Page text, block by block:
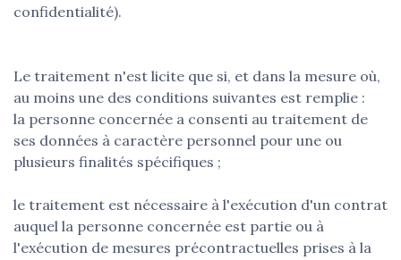
confidentialité).
Le traitement n'est licite que si, et dans la mesure où,
au moins une des conditions suivantes est remplie :
la personne concernée a consenti au traitement de
ses données à caractère personnel pour une ou
plusieurs finalités spécifiques ;
le traitement est nécessaire à l'exécution d'un contrat
auquel la personne concernée est partie ou à
l'exécution de mesures précontractuelles prises à la